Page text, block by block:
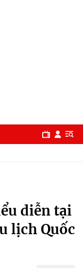
diễn tại
lịch Quốc